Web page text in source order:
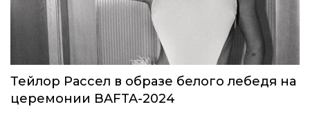
Тейлор Рассел в образе белого лебедя на
церемонии BAFTA-2024